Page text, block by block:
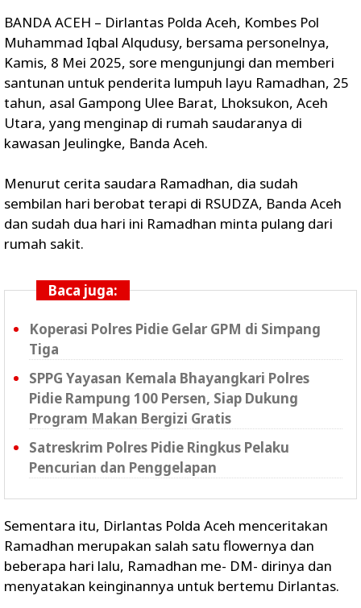
BANDA ACEH – Dirlantas Polda Aceh, Kombes Pol
Muhammad Iqbal Alqudusy, bersama personelnya,
Kamis, 8 Mei 2025, sore mengunjungi dan memberi
santunan untuk penderita lumpuh layu Ramadhan, 25
tahun, asal Gampong Ulee Barat, Lhoksukon, Aceh
Utara, yang menginap di rumah saudaranya di
kawasan Jeulingke, Banda Aceh.
Menurut cerita saudara Ramadhan, dia sudah
sembilan hari berobat terapi di RSUDZA, Banda Aceh
dan sudah dua hari ini Ramadhan minta pulang dari
rumah sakit.
Baca juga:
Koperasi Polres Pidie Gelar GPM di Simpang
Tiga
SPPG Yayasan Kemala Bhayangkari Polres
Pidie Rampung 100 Persen, Siap Dukung
Program Makan Bergizi Gratis
Satreskrim Polres Pidie Ringkus Pelaku
Pencurian dan Penggelapan
Sementara itu, Dirlantas Polda Aceh menceritakan
Ramadhan merupakan salah satu flowernya dan
beberapa hari lalu, Ramadhan me- DM- dirinya dan
menyatakan keinginannya untuk bertemu Dirlantas.